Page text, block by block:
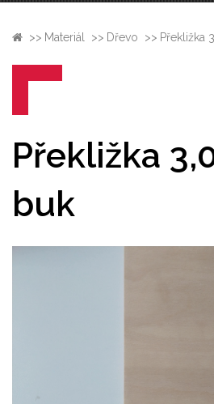
>> Materiál >> Dřevo >> Překližka
Překližka
buk